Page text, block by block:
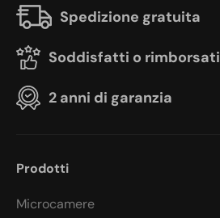
Spedizione gratuita
Soddisfatti o rimborsati
2 anni di garanzia
Prodotti
Microcamere